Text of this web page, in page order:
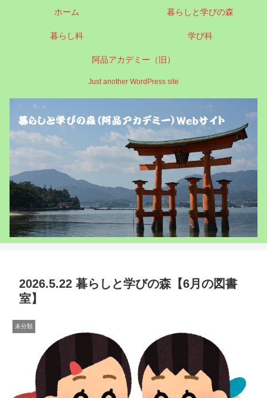
Just another WordPress site
ホーム 暮らしと学びの森
暮らし科 学び科
阿品アカデミー（旧）
2026.5.22 暮らしと学びの森【6月の図書
室】
未分類